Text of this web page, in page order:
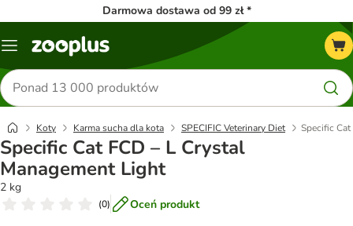
Darmowa dostawa od 99 zł *
Menu
Szukaj
produktów
Koty Karma sucha dla kota SPECIFIC Veterinary Diet Specific
Specific Cat FCD – L Crystal
Management Light
2 kg
(0) Oceń produkt